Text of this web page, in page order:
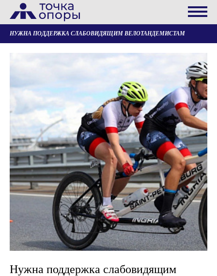
НУЖНА ПОДДЕРЖКА СЛАБОВИДЯЩИМ ВЕЛОТАНДЕМИСТАМ
Нужна поддержка слабовидящим